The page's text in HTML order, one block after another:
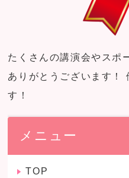
たくさんの講演会やスポ
ありがとうございます！
す！
メニュー
TOP